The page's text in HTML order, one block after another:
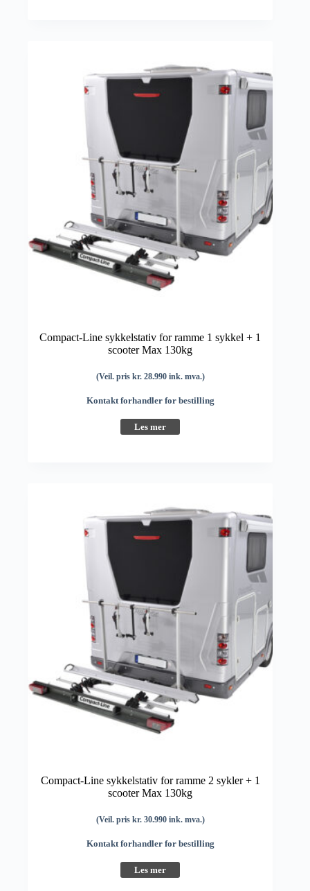
Compact-Line sykkelstativ for ramme 1 sykkel + 1
scooter Max 130kg
(Veil. pris kr. 28.990 ink. mva.)
Kontakt forhandler for bestilling
Les mer
Compact-Line sykkelstativ for ramme 2 sykler + 1
scooter Max 130kg
(Veil. pris kr. 30.990 ink. mva.)
Kontakt forhandler for bestilling
Les mer